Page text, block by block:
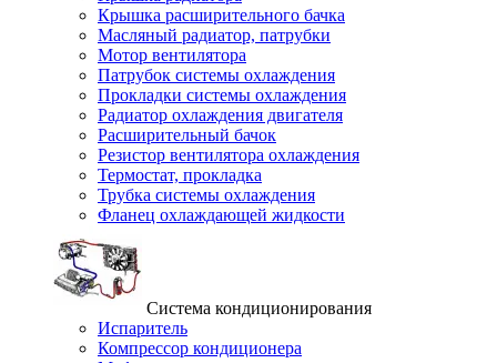
Крышка расширительного бачка
Масляный радиатор, патрубки
Мотор вентилятора
Патрубок системы охлаждения
Прокладки системы охлаждения
Радиатор охлаждения двигателя
Расширительный бачок
Резистор вентилятора охлаждения
Термостат, прокладка
Трубка системы охлаждения
Фланец охлаждающей жидкости
Система кондиционирования
Испаритель
Компрессор кондиционера